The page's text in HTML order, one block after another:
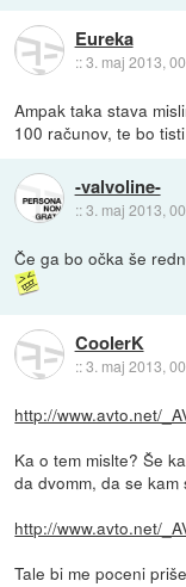
Eureka
::3. maj 2013,
Ampak taka stava
100 računov, te bo
-valvoline-
::3. maj 2013,
Če ga bo očka še
CoolerK
::3. maj 2013,
http://www.avto.net/
Ka o tem mislte? Še
da dvomm, da se
http://www.avto.net/
Tale bi me poceni